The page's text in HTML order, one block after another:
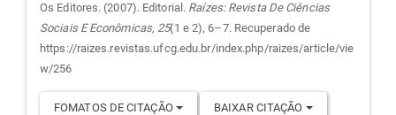
do
artigo
Os Editores. (2007). Editorial. Raízes: Revista De Ciências
Sociais E Econômicas, 25(1 e 2), 6–7. Recuperado de
https://raizes.revistas.ufcg.edu.br/index.php/raizes/article/vie
w/256
FOMATOS DE CITAÇÃO BAIXAR CITAÇÃO